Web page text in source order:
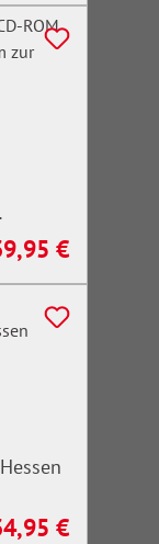
Preis:
€
Preis:
€